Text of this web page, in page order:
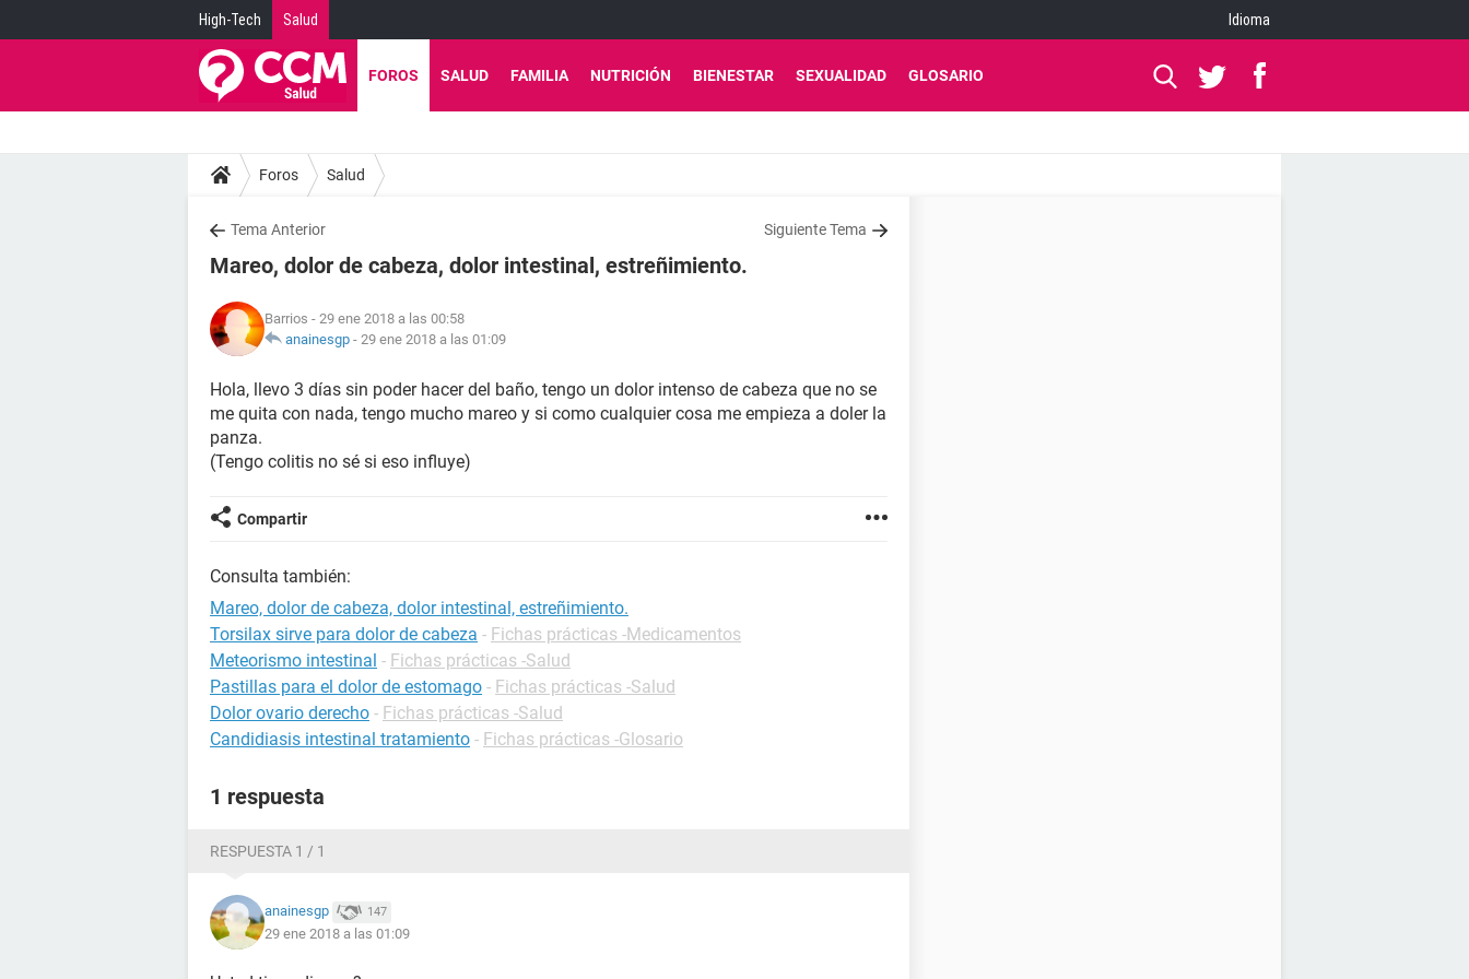
High-Tech Salud Idioma
FOROS SALUD FAMILIA NUTRICIÓN BIENESTAR SEXUALIDAD GLOSARIO
Foros Salud
Tema Anterior Siguiente Tema
Mareo, dolor de cabeza, dolor intestinal, estreñimiento.
Barrios - 29 ene 2018 a las 00:58
anainesgp - 29 ene 2018 a las 01:09
Hola, llevo 3 días sin poder hacer del baño, tengo un dolor intenso de cabeza que no se
me quita con nada, tengo mucho mareo y si como cualquier cosa me empieza a doler la
panza.
(Tengo colitis no sé si eso influye)
Compartir
Consulta también:
Mareo, dolor de cabeza, dolor intestinal, estreñimiento.
Torsilax sirve para dolor de cabeza - Fichas prácticas -Medicamentos
Meteorismo intestinal - Fichas prácticas -Salud
Pastillas para el dolor de estomago - Fichas prácticas -Salud
Dolor ovario derecho - Fichas prácticas -Salud
Candidiasis intestinal tratamiento - Fichas prácticas -Glosario
1 respuesta
RESPUESTA 1 / 1
anainesgp 147
29 ene 2018 a las 01:09